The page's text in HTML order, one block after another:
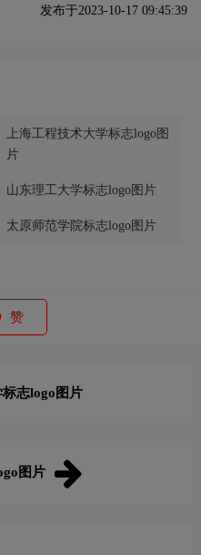
发布于2023-10-17 09:45:39
上海工程技术大学标志logo图
片
山东理工大学标志logo图片
太原师范学院标志logo图片
赞
志logo图片
图片